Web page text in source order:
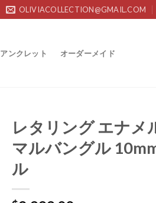
OLIVIACOLLECTION@GMAIL.COM
アンクレット オーダーメイド
レタリング エナメ
マルバングル
ル